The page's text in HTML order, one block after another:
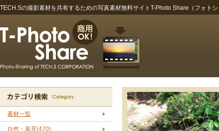
TECH.Sの撮影素材を共有するための写真素材無料サイトT-Photo Share（フォト
素材一覧
自然・風景(470)